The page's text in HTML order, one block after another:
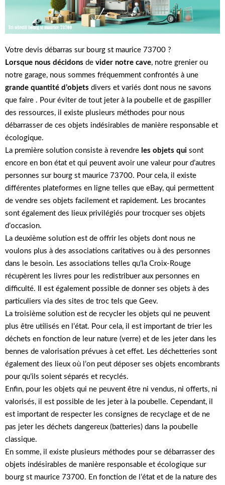
Votre devis débarras sur bourg st maurice 73700 ?
Lorsque nous décidons de vider notre cave, notre grenier ou
notre garage, nous sommes fréquemment confrontés à une
grande quantité d’objets divers et variés dont nous ne savons
que faire . Pour éviter de tout jeter à la poubelle et de gaspiller
des ressources, il existe plusieurs méthodes pour nous
débarrasser de ces objets indésirables de manière responsable et
écologique.
La première solution consiste à revendre les objets qui sont
encore en bon état et qui peuvent avoir une valeur pour d’autres
personnes sur bourg st maurice 73700. Pour cela, il existe
différentes plateformes en ligne telles que eBay, qui permettent
de vendre ses objets facilement et rapidement. Les brocantes
sont également des lieux privilégiés pour trocquer ses objets
d’occasion.
La deuxième solution est de offrir les objets dont nous ne
voulons plus à des associations caritatives ou à des personnes
dans le besoin. Les associations telles qu’la Croix-Rouge
récupèrent les livres pour les redistribuer aux personnes en
difficulté. Il est également possible de donner ses objets à des
particuliers via des sites de troc tels que Geev.
La troisième solution est de recycler les objets qui ne peuvent
plus être utilisés en l’état. Pour cela, il est important de trier les
déchets en fonction de leur nature (verre) et de les jeter dans les
bennes de valorisation prévues à cet effet. Les déchetteries sont
également des lieux où l’on peut déposer ses objets encombrants
pour qu’ils soient séparés et recyclés.
Enfin, pour les objets qui ne peuvent être ni vendus, ni offerts, ni
valorisés, il est possible de les jeter à la poubelle. Cependant, il
est important de respecter les consignes de recyclage et de ne
pas jeter les déchets dangereux (batteries) dans la poubelle
classique.
En somme, il existe plusieurs méthodes pour se débarrasser des
objets indésirables de manière responsable et écologique sur
bourg st maurice 73700. En fonction de l’état et de la nature des